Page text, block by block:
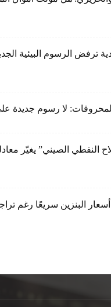
ترفض الرسوم البيئية
لا رسوم جديدة
النفطي الصيني” يغيّر
البنزين سريعًا رغم